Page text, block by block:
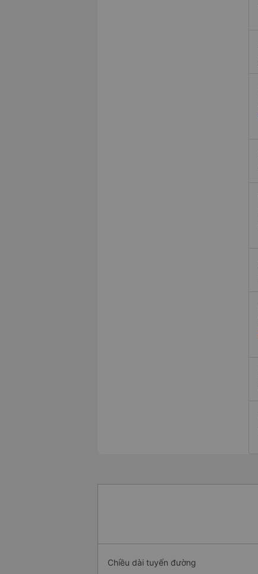
Chiều dài tuyến đường